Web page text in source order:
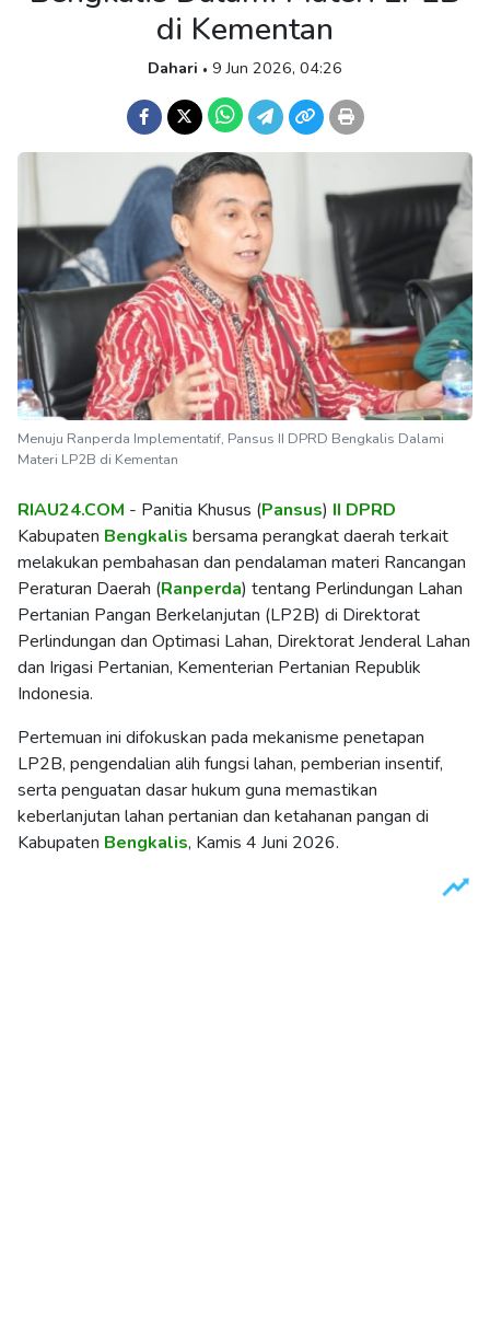
di Kementan
Dahari • 9 Jun 2026, 04:26
Menuju Ranperda Implementatif, Pansus II DPRD Bengkalis Dalami
Materi LP2B di Kementan
RIAU24.COM - Panitia Khusus (Pansus) II DPRD
Kabupaten Bengkalis bersama perangkat daerah terkait
melakukan pembahasan dan pendalaman materi Rancangan
Peraturan Daerah (Ranperda) tentang Perlindungan Lahan
Pertanian Pangan Berkelanjutan (LP2B) di Direktorat
Perlindungan dan Optimasi Lahan, Direktorat Jenderal Lahan
dan Irigasi Pertanian, Kementerian Pertanian Republik
Indonesia.
Pertemuan ini difokuskan pada mekanisme penetapan
LP2B, pengendalian alih fungsi lahan, pemberian insentif,
serta penguatan dasar hukum guna memastikan
keberlanjutan lahan pertanian dan ketahanan pangan di
Kabupaten Bengkalis, Kamis 4 Juni 2026.